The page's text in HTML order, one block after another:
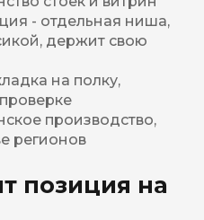
- отдельная ниша,
держит свою
на полку,
производство,
регионов
позиция на